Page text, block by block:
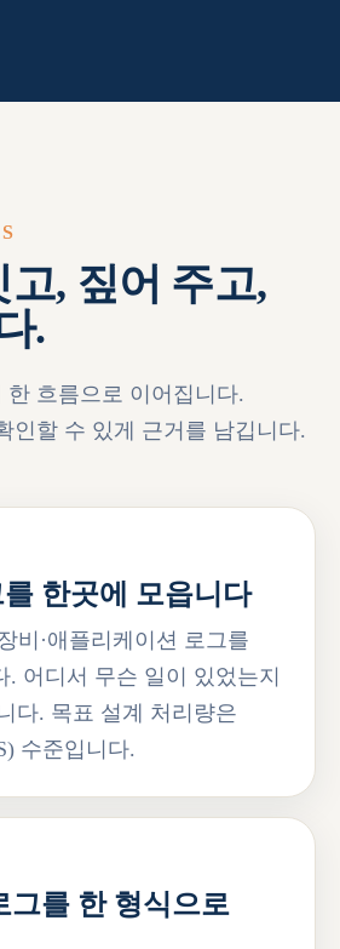
, 짚어 주고,
.
흐름으로 이어집니다.
인할 수 있게 근거를 남깁니다.
한곳에 모읍니다
비·애플리케이션 로그를
. 어디서 무슨 일이 있었는지
다. 목표 설계 처리량은
수준입니다.
그를 한 형식으로